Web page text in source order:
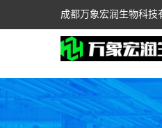
成都万象宏润生物科技